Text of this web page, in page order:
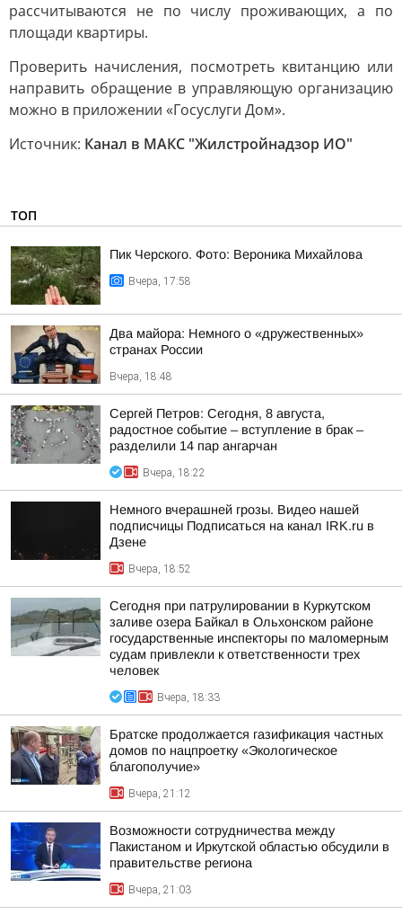
рассчитываются не по числу проживающих, а по
площади квартиры.
Проверить начисления, посмотреть квитанцию или
направить обращение в управляющую организацию
можно в приложении «Госуслуги Дом».
Источник: Канал в МАКС "Жилстройнадзор ИО"
ТОП
Пик Черского. Фото: Вероника Михайлова
Вчера, 17:58
Два майора: Немного о «дружественных»
странах России
Вчера, 18:48
Сергей Петров: Сегодня, 8 августа,
радостное событие – вступление в брак –
разделили 14 пар ангарчан
Вчера, 18:22
Немного вчерашней грозы. Видео нашей
подписчицы Подписаться на канал IRK.ru в
Дзене
Вчера, 18:52
Сегодня при патрулировании в Куркутском
заливе озера Байкал в Ольхонском районе
государственные инспекторы по маломерным
судам привлекли к ответственности трех
человек
Вчера, 18:33
Братске продолжается газификация частных
домов по нацпроетку «Экологическое
благополучие»
Вчера, 21:12
Возможности сотрудничества между
Пакистаном и Иркутской областью обсудили в
правительстве региона
Вчера, 21:03